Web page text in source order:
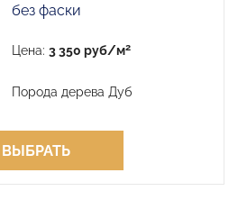
без фаски
Цена:3 350 руб/м2
Порода дерева Дуб
ВЫБРАТЬ